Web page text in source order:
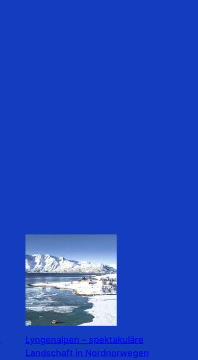
Lyngenalpen – spektakuläre
Landschaft in Nordnorwegen